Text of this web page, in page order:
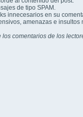
de tipo SPAM.
innecesarios en su
amenazas e insultos
comentarios de los